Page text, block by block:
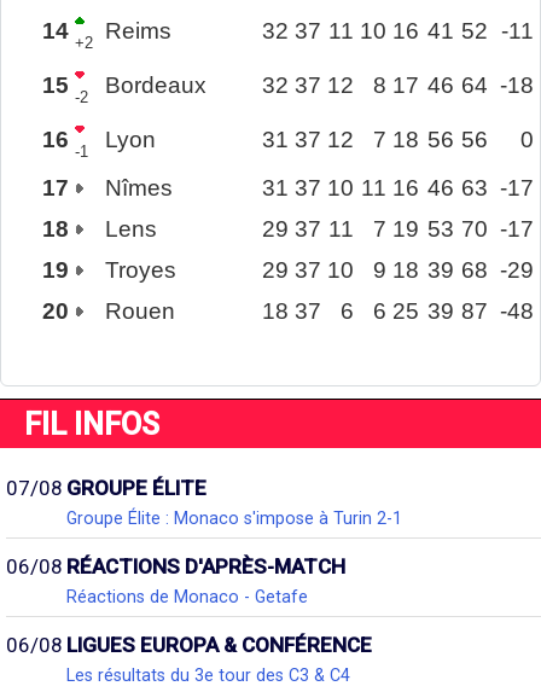
14 +2 Reims 32 37 11 10 16 41 52 -11
15 -2 Bordeaux 32 37 12 8 17 46 64 -18
16 -1 Lyon 31 37 12 7 18 56 56
0
17
Nîmes 31 37 10 11 16 46 63 -17
18
Lens 29 37 11 7 19 53 70 -17
19
Troyes 29 37 10 9 18 39 68 -29
20
Rouen 18 37 6 6 25 39 87 -48
FIL INFOS
07/08 GROUPE ÉLITE
Groupe Élite : Monaco s'impose à Turin 2-1
06/08 RÉACTIONS D'APRÈS-MATCH
Réactions de Monaco - Getafe
06/08 LIGUES EUROPA & CONFÉRENCE
Les résultats du 3e tour des C3 & C4